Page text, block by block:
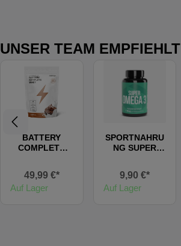
UNSER TEAM EMPFIEHLT
BATTERY
COMPLETE
49,99 €*
Auf Lager
SPORTNAHRU
NG SUPER
9,90 €*
Auf Lager